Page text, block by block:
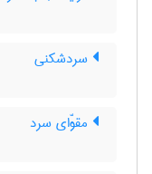
سردشکنی
مقوّای سرد